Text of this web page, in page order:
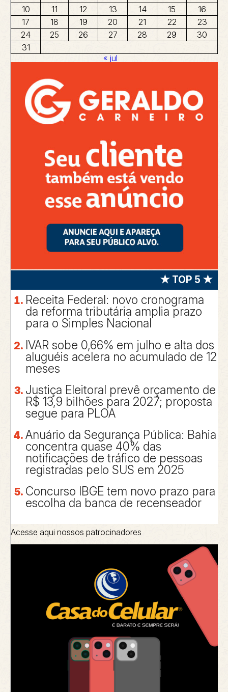
10
11 12 13 14 15
16
17
18 19 20 21 22
23
24
25 26 27 28 29
30
31
« jul
★ TOP 5 ★
Receita Federal: novo cronograma
da reforma tributária amplia prazo
para o Simples Nacional
IVAR sobe 0,66% em julho e alta dos
aluguéis acelera no acumulado de 12
meses
Justiça Eleitoral prevê orçamento de
R$ 13,9 bilhões para 2027; proposta
segue para PLOA
Anuário da Segurança Pública: Bahia
concentra quase 40% das
notificações de tráfico de pessoas
registradas pelo SUS em 2025
Concurso IBGE tem novo prazo para
escolha da banca de recenseador
Acesse aqui nossos patrocinadores